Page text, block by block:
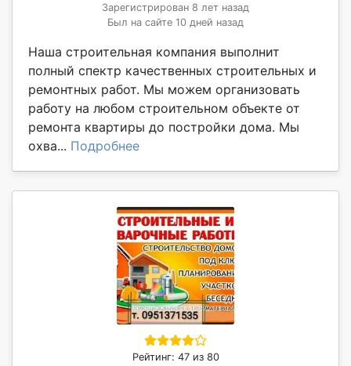
Зарегистрирован 8 лет назад
Был на сайте 10 дней назад
Наша строительная компания выполнит
полный спектр качественных строительных и
ремонтных работ. Мы можем организовать
работу на любом строительном объекте от
ремонта квартиры до постройки дома. Мы
охва... Подробнее
Рейтинг: 47 из 80